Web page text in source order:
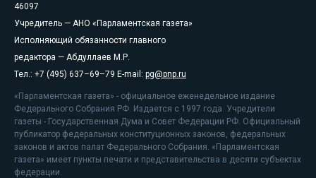
46097
Учредитель — АНО «Парламентская газета»
Исполняющий обязанности главного
редактора — Абдуллаев М.Р.
Тел.: +7 (495) 637–69–79 E-mail: pg@pnp.ru
«Парламентская газета» - официальное еженедельное издание
Федерального Собрания РФ. Издается с 1997 года. Учредители
газеты - Государственная Дума и Совет Федерации РФ. Официальный
публикатор федеральных конституционных законов, федеральных
законов и актов палат Федерального Собрания. «Парламентская
газета» имеет пункты печати и представительства в десяти субъектах
федерации.